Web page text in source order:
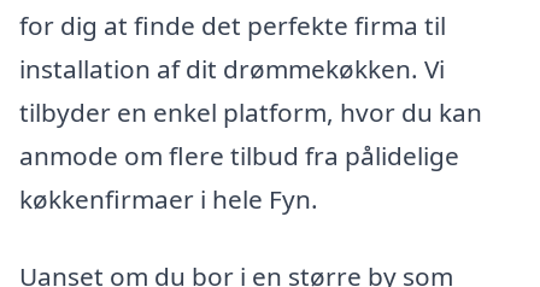
for dig at finde det perfekte firma til
installation af dit drømmekøkken. Vi
tilbyder en enkel platform, hvor du kan
anmode om flere tilbud fra pålidelige
køkkenfirmaer i hele Fyn.
Uanset om du bor i en større by som